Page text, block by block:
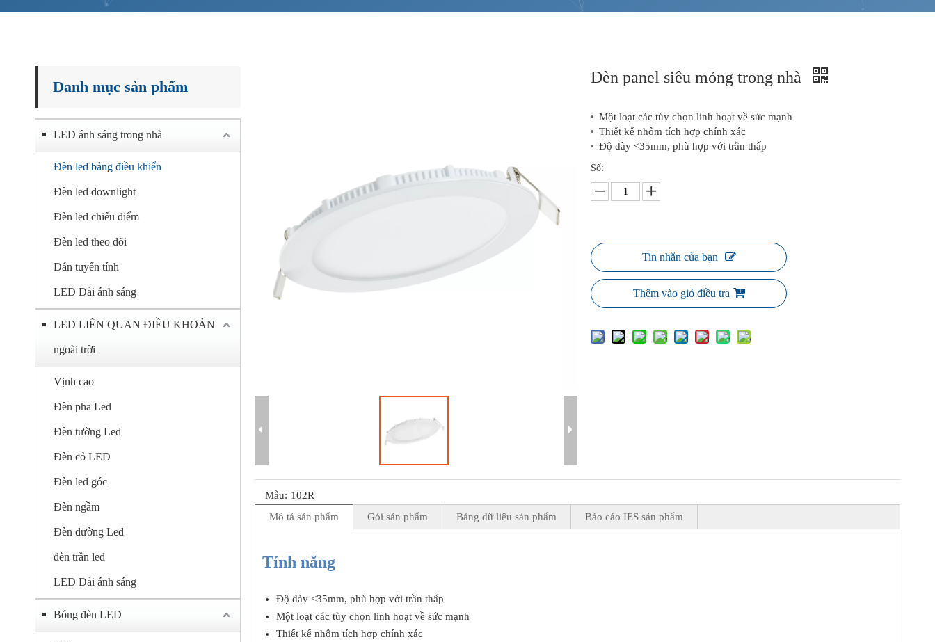
Danh mục sản phẩm
LED ánh sáng trong nhà
Đèn led bảng điều khiển
Đèn led downlight
Đèn led chiếu điểm
Đèn led theo dõi
Dẫn tuyến tính
LED Dải ánh sáng
LED LIÊN QUAN ĐIỀU KHOẢN
ngoài trời
Vịnh cao
Đèn pha Led
Đèn tường Led
Đèn cỏ LED
Đèn led góc
Đèn ngầm
Đèn đường Led
đèn trần led
LED Dải ánh sáng
Bóng đèn LED
Đèn panel siêu mỏng trong nhà
Một loạt các tùy chọn linh hoạt về sức mạnh
Thiết kế nhôm tích hợp chính xác
Độ dày <35mm, phù hợp với trần thấp
Số:
Tin nhắn của bạn
Thêm vào giỏ điều tra
Mẫu: 102R
Mô tả sản phẩm
Gói sản phẩm Bảng dữ liệu sản phẩm Báo cáo IES sản phẩm
Tính năng
Độ dày <35mm, phù hợp với trần thấp
Một loạt các tùy chọn linh hoạt về sức mạnh
Thiết kế nhôm tích hợp chính xác